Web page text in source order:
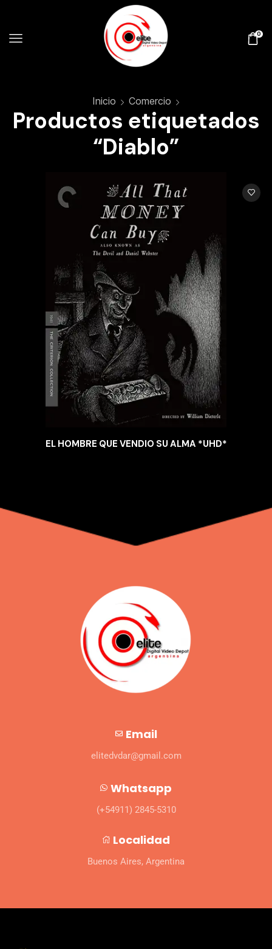
0
Inicio Comercio
Productos etiquetados
“Diablo”
EL HOMBRE QUE VENDIO SU ALMA *UHD*
Email
elitedvdar@gmail.com
Whatsapp
(+54911) 2845-5310
Localidad
Buenos Aires, Argentina